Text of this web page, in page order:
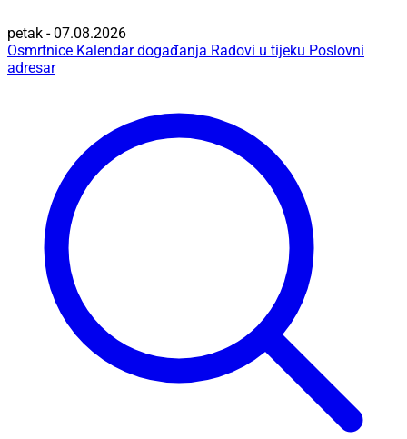
petak - 07.08.2026
Osmrtnice Kalendar događanja Radovi u tijeku Poslovni
adresar